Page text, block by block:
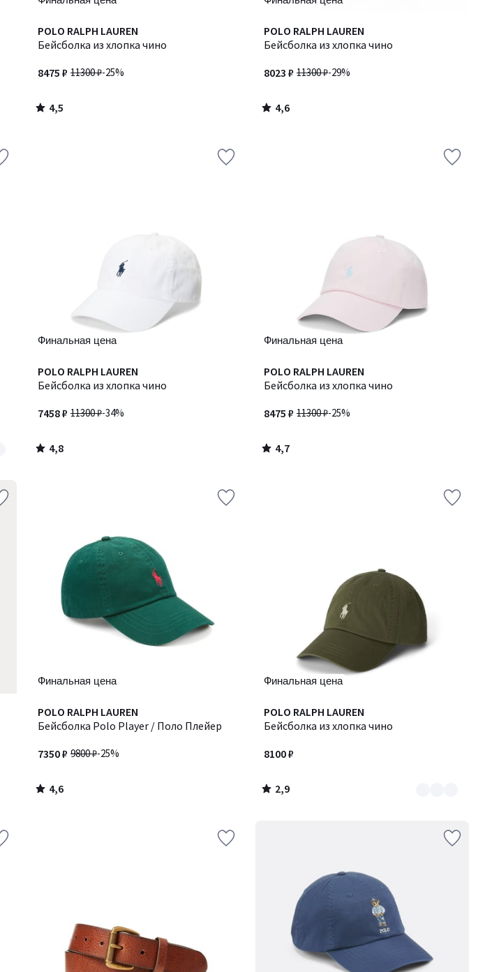
POLO RALPH LAUREN
Бейсболка из хлопка чино
11300 ₽-25%
8475 ₽
4,5
/ 5
4,5
/
POLO RALPH LAUREN
Бейсболка из хлопка чино
11300 ₽-29%
8023 ₽
4,6
/ 5
4,6
/
Финальная цена
POLO RALPH LAUREN
Бейсболка из хлопка чино
11300 ₽-34%
7458 ₽
4,8
/ 5
4,8
/
Финальная цена
POLO RALPH LAUREN
Бейсболка из хлопка чино
11300 ₽-25%
8475 ₽
4,7
/ 5
4,7
/
Финальная цена
POLO RALPH LAUREN
Бейсболка Polo Player / Поло Плейер
9800 ₽-25%
7350 ₽
4,6
/ 5
4,6
/
Финальная цена
POLO RALPH LAUREN
Бейсболка из хлопка чино
8100 ₽
2,9
/ 5
Количество
цветов:
2,9
/